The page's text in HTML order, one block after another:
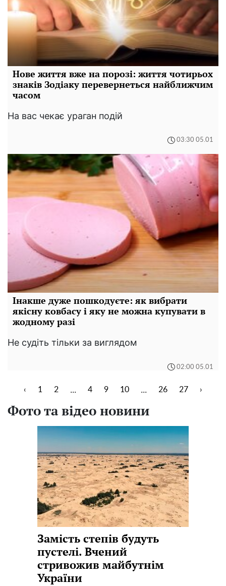
Нове життя вже на порозі: життя чотирьох
знаків Зодіаку перевернеться найближчим
часом
На вас чекає ураган подій
03:30 05.01
Інакше дуже пошкодуєте: як вибрати
якісну ковбасу і яку не можна купувати в
жодному разі
Не судіть тільки за виглядом
02:00 05.01
‹ 1 2 ... 4 9 10 ... 26 27 ›
Фото та відео новини
Замість степів будуть
пустелі. Вчений
стривожив майбутнім
України